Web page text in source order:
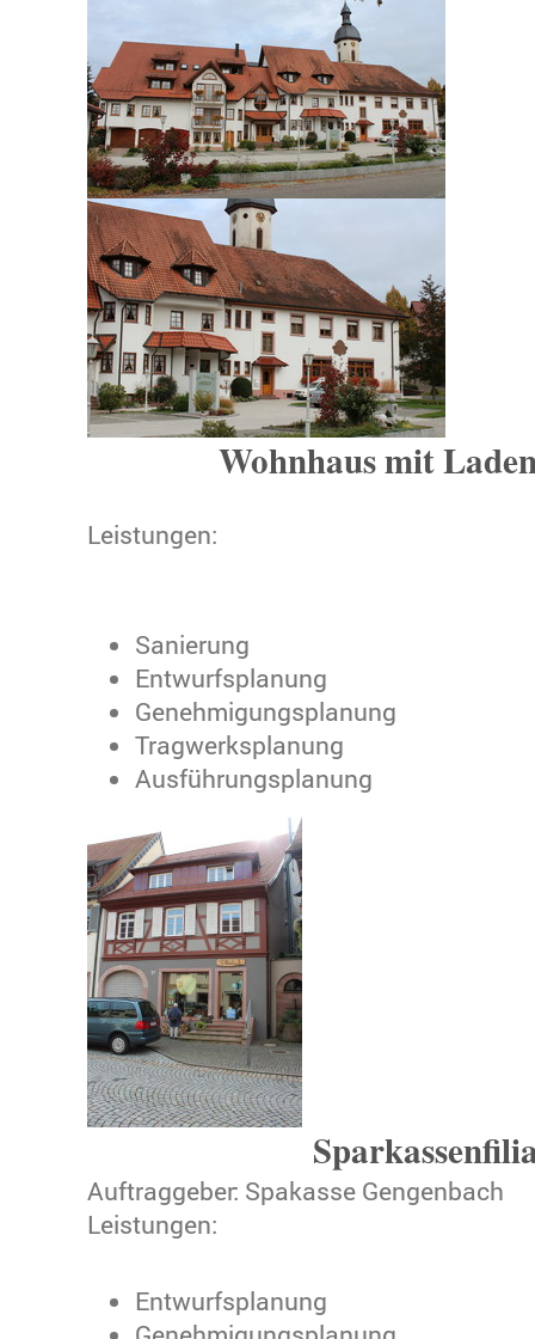
Wohnhaus mit
Leistungen:
Sanierung
Entwurfsplanung
Genehmigungsplanung
Tragwerksplanung
Ausführungsplanung
Auftraggeber: Spakasse Gengenbach
Leistungen:
Entwurfsplanung